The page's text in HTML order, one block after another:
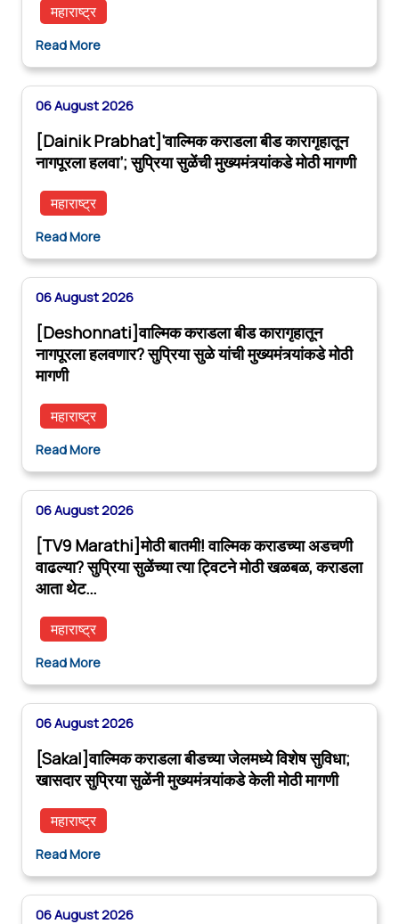
महाराष्ट्र
Read More
06 August 2026
[Dainik Prabhat]‘वाल्मिक कराडला बीड कारागृहातून
नागपूरला हलवा’; सुप्रिया सुळेंची मुख्यमंत्र्यांकडे मोठी मागणी
महाराष्ट्र
Read More
06 August 2026
[Deshonnati]वाल्मिक कराडला बीड कारागृहातून
नागपूरला हलवणार? सुप्रिया सुळे यांची मुख्यमंत्र्यांकडे मोठी
मागणी
महाराष्ट्र
Read More
06 August 2026
[TV9 Marathi]मोठी बातमी! वाल्मिक कराडच्या अडचणी
वाढल्या? सुप्रिया सुळेंच्या त्या ट्विटने मोठी खळबळ, कराडला
आता थेट…
महाराष्ट्र
Read More
06 August 2026
[Sakal]वाल्मिक कराडला बीडच्या जेलमध्ये विशेष सुविधा;
खासदार सुप्रिया सुळेंनी मुख्यमंत्र्यांकडे केली मोठी मागणी
महाराष्ट्र
Read More
06 August 2026